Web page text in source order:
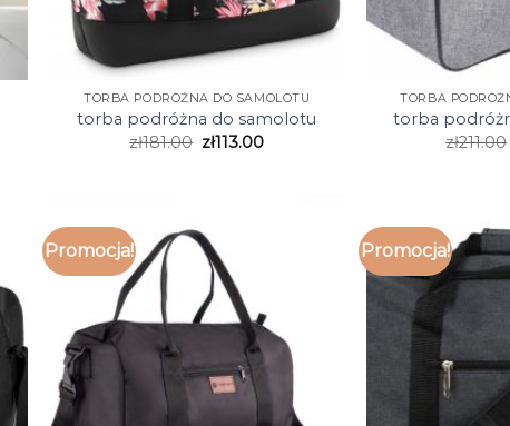
TORBA PODRÓŻNA DO SAMOLOTU
torba podróżna do samolotu
zł181.00 zł113.00
TORBA
torba
zł211.00
Promocja! Promocja!